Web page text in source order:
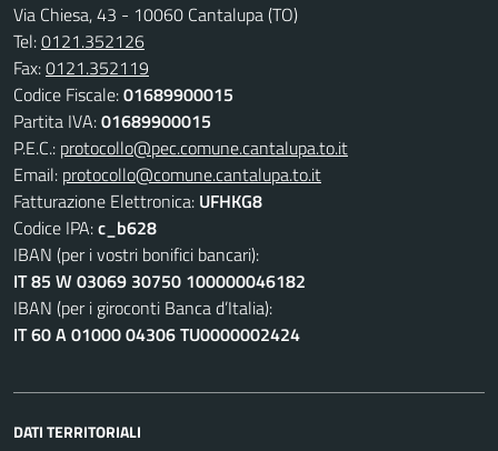
Via Chiesa, 43 - 10060 Cantalupa (TO)
Tel:0121.352126
Fax:0121.352119
Codice Fiscale:01689900015
Partita IVA:01689900015
P.E.C.: protocollo@pec.comune.cantalupa.to.it
Email: protocollo@comune.cantalupa.to.it
Fatturazione Elettronica: UFHKG8
Codice IPA:c_b628
IBAN (per i vostri bonifici bancari):
IT 85 W 03069 30750 100000046182
IBAN (per i giroconti Banca d’Italia):
IT 60 A 01000 04306 TU0000002424
DATI TERRITORIALI